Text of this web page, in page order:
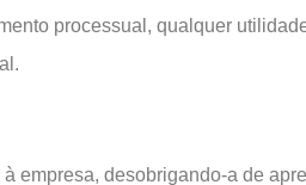
processual, qualquer
empresa, desobrigando-a de